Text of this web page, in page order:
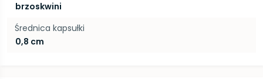
brzoskwini
Średnica kapsułki
0,8 cm